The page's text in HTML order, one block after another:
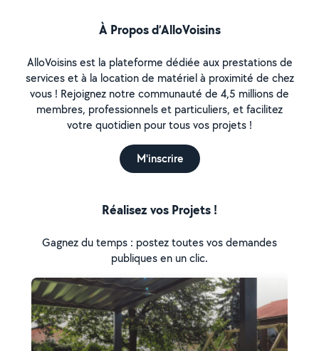
À Propos d’AlloVoisins
AlloVoisins est la plateforme dédiée aux prestations de
services et à la location de matériel à proximité de chez
vous ! Rejoignez notre communauté de 4,5 millions de
membres, professionnels et particuliers, et facilitez
votre quotidien pour tous vos projets !
M'inscrire
Réalisez vos Projets !
Gagnez du temps : postez toutes vos demandes
publiques en un clic.